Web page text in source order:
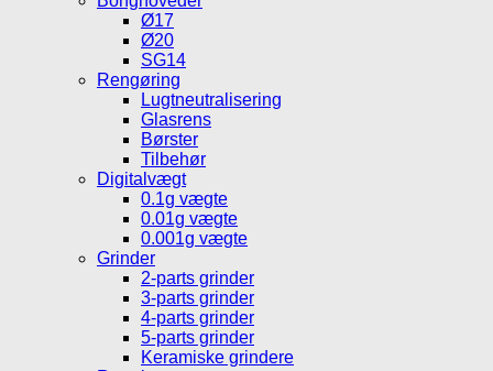
Ø17
Ø20
SG14
Rengøring
Lugtneutralisering
Glasrens
Børster
Tilbehør
Digitalvægt
0.1g vægte
0.01g vægte
0.001g vægte
Grinder
2-parts grinder
3-parts grinder
4-parts grinder
5-parts grinder
Keramiske grindere